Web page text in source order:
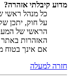
מדוע קיבלתי אזהרה?
כל מנהל ראשי
על חוק, יתכן
האזהרות
אם אינך בטוח
חזרה למעלה